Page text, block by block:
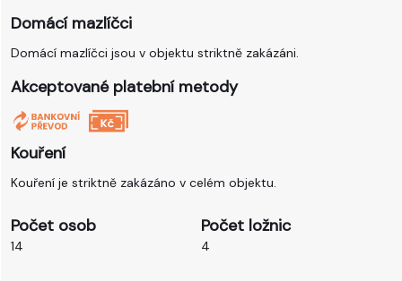
Domácí mazlíčci
Domácí mazlíčci jsou v objektu striktně zakázáni.
Akceptované platební metody
Kouření
Kouření je striktně zakázáno v celém objektu.
Počet osob
14
Počet ložnic
4